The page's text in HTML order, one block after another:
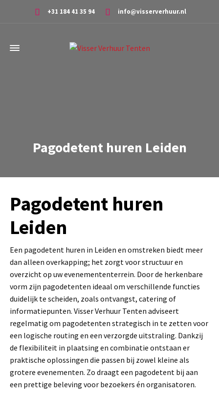
+31 184 41 35 94 info@visserverhuur.nl
Pagodetent huren Leiden
Pagodetent huren
Leiden
Een pagodetent huren in Leiden en omstreken biedt meer
dan alleen overkapping; het zorgt voor structuur en
overzicht op uw evenemententerrein. Door de herkenbare
vorm zijn pagodetenten ideaal om verschillende functies
duidelijk te scheiden, zoals ontvangst, catering of
informatiepunten. Visser Verhuur Tenten adviseert
regelmatig om pagodetenten strategisch in te zetten voor
een logische routing en een verzorgde uitstraling. Dankzij
de flexibiliteit in plaatsing en combinatie ontstaan er
praktische oplossingen die passen bij zowel kleine als
grotere evenementen. Zo draagt een pagodetent bij aan
een prettige beleving voor bezoekers én organisatoren.